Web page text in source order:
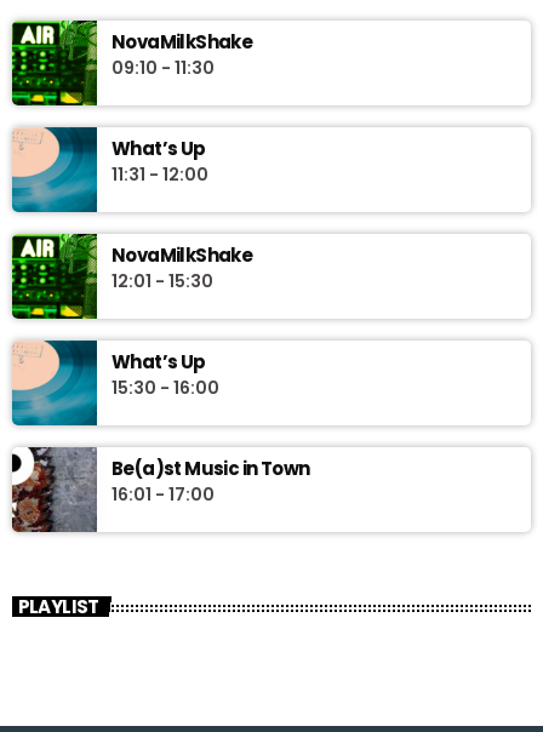
NovaMilkShake
09:10 - 11:30
What’s Up
11:31 - 12:00
NovaMilkShake
12:01 - 15:30
What’s Up
15:30 - 16:00
Be(a)st Music in Town
16:01 - 17:00
PLAYLIST